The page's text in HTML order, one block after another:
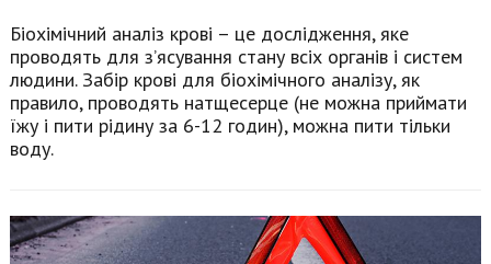
Біохімічний аналіз крові – це дослідження, яке
проводять для з’ясування стану всіх органів і систем
людини. Забір крові для біохімічного аналізу, як
правило, проводять натщесерце (не можна приймати
їжу і пити рідину за 6-12 годин), можна пити тільки
воду.